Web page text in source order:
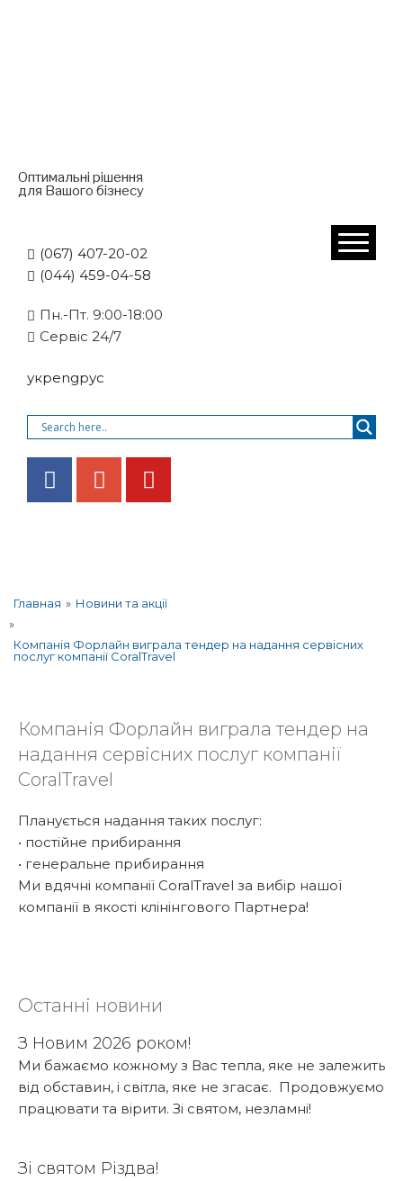
Оптимальні рішення
для Вашого бізнесу
(067) 407-20-02
(044) 459-04-58
Пн.-Пт. 9:00-18:00
Cервіс 24/7
укрengрус
Главная » Новини та акції
»
Компанія Форлайн виграла тендер на надання сервісних
послуг компанії CoralTravel
Останні новини
З Новим 2026 роком!
Ми бажаємо кожному з Вас тепла, яке не залежить
від обставин, і світла, яке не згасає. Продовжуємо
працювати та вірити. Зі святом, незламні!
Зі святом Різдва!
Компанія Форлайн виграла тендер на
надання сервісних послуг компанії
CoralTravel
Планується надання таких послуг:
• постійне прибирання
• генеральне прибирання
Ми вдячні компанії CoralTravel за вибір нашої
компанії в якості клінінгового Партнера!